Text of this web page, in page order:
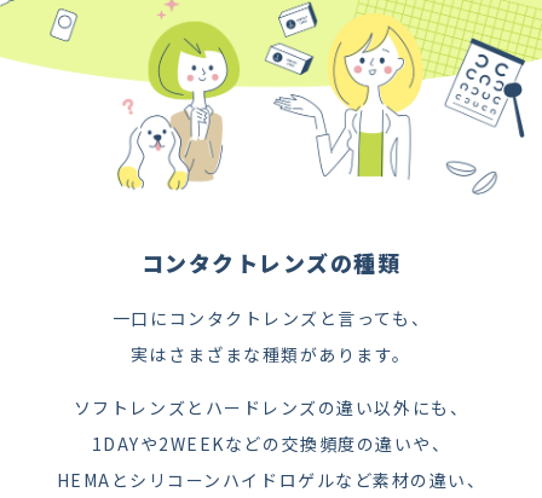
コンタクトレンズの種類
一口にコンタクトレンズと言っても、
実はさまざまな種類があります。
ソフトレンズとハードレンズの違い以外にも、
1DAYや2WEEKなどの交換頻度の違いや、
HEMAとシリコーンハイドロゲルなど素材の違い、